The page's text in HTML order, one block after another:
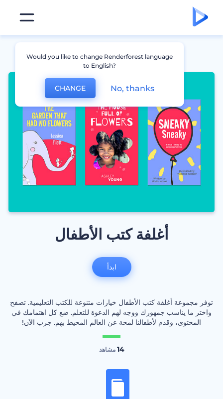
أغلفة كتب الأطفال
توفر مجموعة أغلفة كتب الأطفال خيارات متنوعة للكتب التعليمية. تصفح
واختر ما يناسب جمهورك ووجه لهم الدعوة للتعلم. ضع كل اهتمامك في
المحتوى، وقدم لأطفالنا لمحة عن العالم المحيط بهم. جرب الآن!
14 مشاهد
ابدأ
Would you like to change Renderforest language
to English?
CHANGE No, thanks